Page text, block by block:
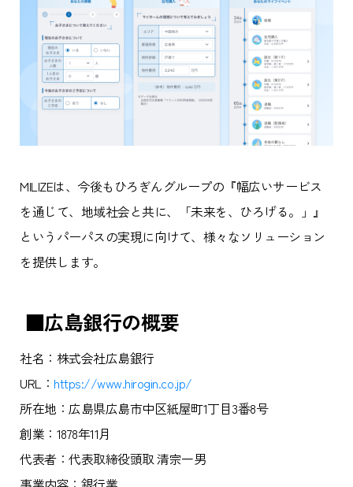
MILIZEは、今後もひろぎんグループの『幅広いサービス
を通じて、地域社会と共に、「未来を、ひろげる。」』
というパーパスの実現に向けて、様々なソリューション
を提供します。
■広島銀行の概要
社名：株式会社広島銀行
URL： https://www.hirogin.co.jp/
所在地：広島県広島市中区紙屋町1丁目3番8号
創業：1878年11月
代表者：代表取締役頭取 清宗一男